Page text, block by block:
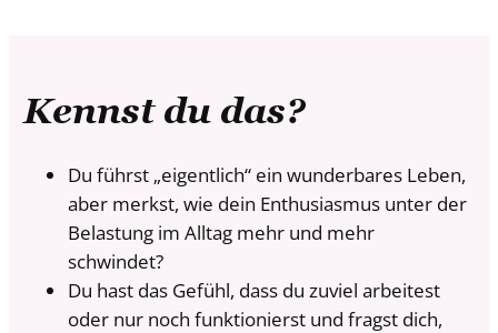
Kennst du das?
Du führst „eigentlich“ ein wunderbares Leben,
aber merkst, wie dein Enthusiasmus unter der
Belastung im Alltag mehr und mehr
schwindet?
Du hast das Gefühl, dass du zuviel arbeitest
oder nur noch funktionierst und fragst dich,